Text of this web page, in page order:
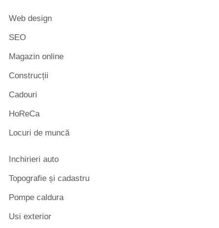
Web design
SEO
Magazin online
Construcții
Cadouri
HoReCa
Locuri de muncă
Inchirieri auto
Topografie și cadastru
Pompe caldura
Usi exterior